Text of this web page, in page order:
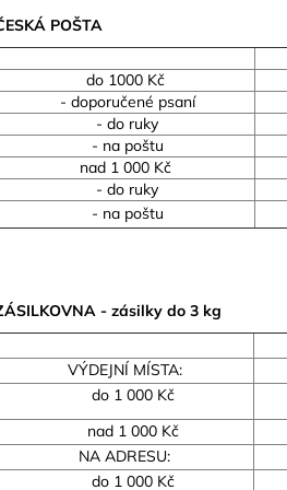
POŠTA
do 1000 Kč
- doporučené psaní
- do ruky
- na poštu
nad 1 000 Kč
- do ruky
- na poštu
- zásilky do 3 kg
VÝDEJNÍ MÍSTA:
do 1 000 Kč
nad 1 000 Kč
NA ADRESU:
do 1 000 Kč